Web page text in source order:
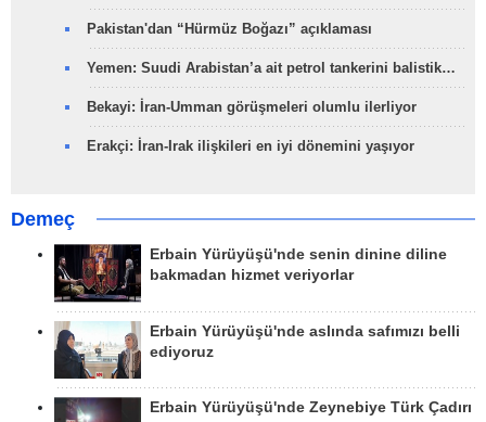
Pakistan'dan “Hürmüz Boğazı” açıklaması
Yemen: Suudi Arabistan’a ait petrol tankerini balistik…
Bekayi: İran-Umman görüşmeleri olumlu ilerliyor
Erakçi: İran-Irak ilişkileri en iyi dönemini yaşıyor
Demeç
Erbain Yürüyüşü'nde senin dinine diline
bakmadan hizmet veriyorlar
Erbain Yürüyüşü'nde aslında safımızı belli
ediyoruz
Erbain Yürüyüşü'nde Zeynebiye Türk Çadırı